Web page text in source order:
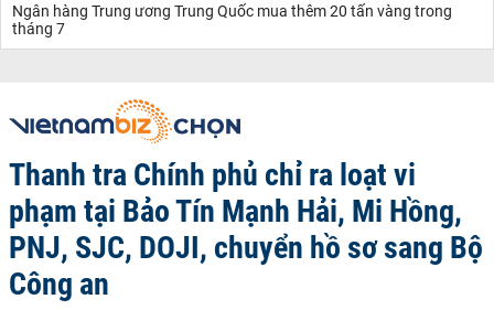
Ngân hàng Trung ương Trung Quốc mua thêm 20 tấn vàng trong
tháng 7
Thanh tra Chính phủ chỉ ra loạt vi
phạm tại Bảo Tín Mạnh Hải, Mi Hồng,
PNJ, SJC, DOJI, chuyển hồ sơ sang Bộ
Công an